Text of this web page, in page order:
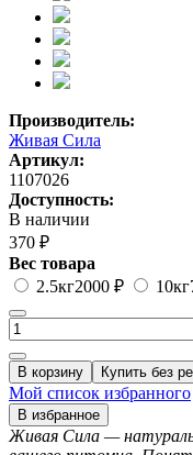
Производитель:
Живая Сила
Артикул:
1107026
Доступность:
В наличии
370 ₽
Вес товара
2.5кг2000 ₽ 10кг
В корзину Купить без
Мой список избранного
В избранное
Живая Сила —